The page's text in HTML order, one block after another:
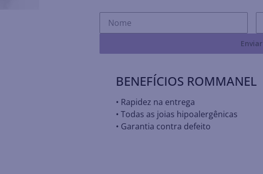
Enviar
BENEFÍCIOS ROMMANEL
• Rapidez na entrega
• Todas as joias hipoalergênicas
• Garantia contra defeito